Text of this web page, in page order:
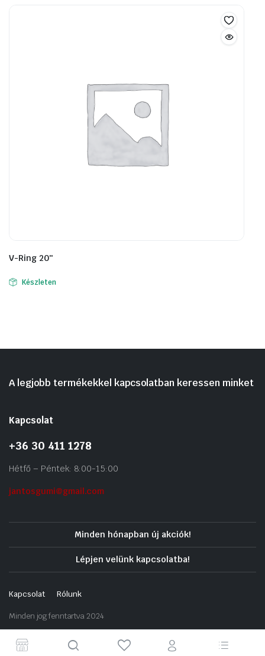
V-Ring 20″
Készleten
A legjobb termékekkel kapcsolatban keressen minket
Kapcsolat
+36 30 411 1278
Hétfő – Péntek: 8:00-15:00
jantosgumi@gmail.com
Minden hónapban új akciók!
Lépjen velünk kapcsolatba!
Kapcsolat Rólunk
Minden jog fenntartva 2024